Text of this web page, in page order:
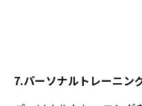
7.パーソナルトレーニン